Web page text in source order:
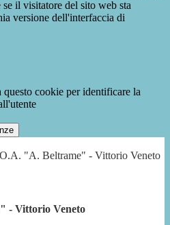
il visitatore del sito web sta
versione dell'interfaccia di
cookie per identificare la
"A. Beltrame" - Vittorio Veneto
- Vittorio Veneto